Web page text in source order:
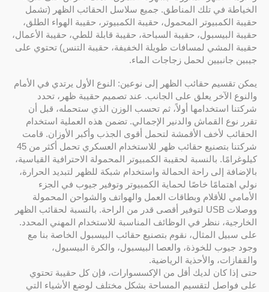
الخياطة في تلك المناطق. جميع سلاسل الحقائب الظهر (تشمل
حقيبة الكمبيوتر المحمول، حقيبة الكمبيوتر، حقيبة الهواء الطلق،
حقيبة البيسبول، حقيبة السباحة، حقيبة قابلة للطي، حقيبة الأعمال،
حقيبة المشي لمسافات طويلة الخفيفة، حقيبة التنس) تحتوي على
جيبين جانبيين لحمل زجاجات الماء.
يمكن تقسيم حقائب الظهر إلى نوعين: النوع الأول يرتدي في الأمام
والنوع الآخر يعلق على الجانب. عند تصميم حقيبة ظهر، تحدد
شركتنا استخدامها أولاً، ثم تحسب الوزن الذي ستحمله، قبل أن
تقرر نوع القماش والدنير الإجمالي. تضمن هذه العملية استخدام
الحقائب لأخف الأقمشة لتحمل أقوى الجذب وأكبر الأوزان. قامت
شركتنا بتصنيع حقائب ظهر للاستخدام العسكري تحمل أكثر من 45
كيلوغرامًا. بالنسبة لحقيبة الكمبيوتر المحمولة الاحترافية القياسية،
بالإضافة إلى راحة الحمالة واستخدام شبكة للظهر لتبديد الحرارة،
نولي اهتمامًا خاصًا لحماية الكمبيوتر وتوفير جيوب في الجزء
الأمامي للأقلام وبطاقات العمل والهواتف والشواحن المحمولة
ووصلات USB لتوفير أقصى قدر من الراحة. بالنسبة لحقائب الظهر
الخارجية، ننظر في الوظائف المناسبة للاستخدام المهني المحدد.
على سبيل المثال، نقوم بتصنيع حقائب البيسبول الخاصة بنا مع
وجود جيوب للخوذة، والعصا البيسبول، والكرة البيسبول،
والقفازات، والأحذية الرياضية.
حتى إذا كان لديك أقل من الإكسسوارات، فإن كل حقيبة تحتوي
على فواصل لتقسيم المساحة بشكل مختلف لوضع الأشياء التي